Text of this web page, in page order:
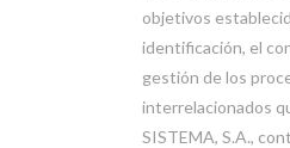
objetivos
identificación, el
gestión de los
interrelacionados
SISTEMA, S.A.,